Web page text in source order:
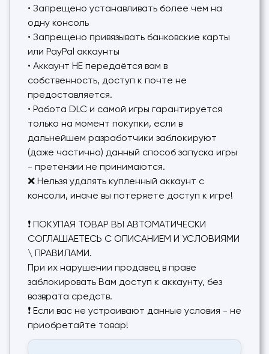
• Запрещено устанавливать более чем на
одну консоль
• Запрещено привязывать банковские карты
или PayPal аккаунты
• Аккаунт НЕ передаётся вам в
собственность, доступ к почте не
предоставляется.
• Работа DLC и самой игры гарантируется
только на момент покупки, если в
дальнейшем разработчики заблокируют
(даже частично) данный способ запуска игры
- претензии не принимаются.
❌ Нельзя удалять купленный аккаунт с
консоли, иначе вы потеряете доступ к игре!
❗ ПОКУПАЯ ТОВАР ВЫ АВТОМАТИЧЕСКИ
СОГЛАШАЕТЕСЬ С ОПИСАНИЕМ И УСЛОВИЯМИ
\ ПРАВИЛАМИ.
При их нарушении продавец в праве
заблокировать Вам доступ к аккаунту, без
возврата средств.
❗ Если вас не устраивают данные условия - не
приобретайте товар!